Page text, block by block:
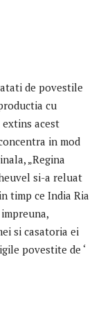
de povestile
cu
acest
in mod
„Regina
si-a reluat
timp ce India Ria
si casatoria ei
povestite de ‘